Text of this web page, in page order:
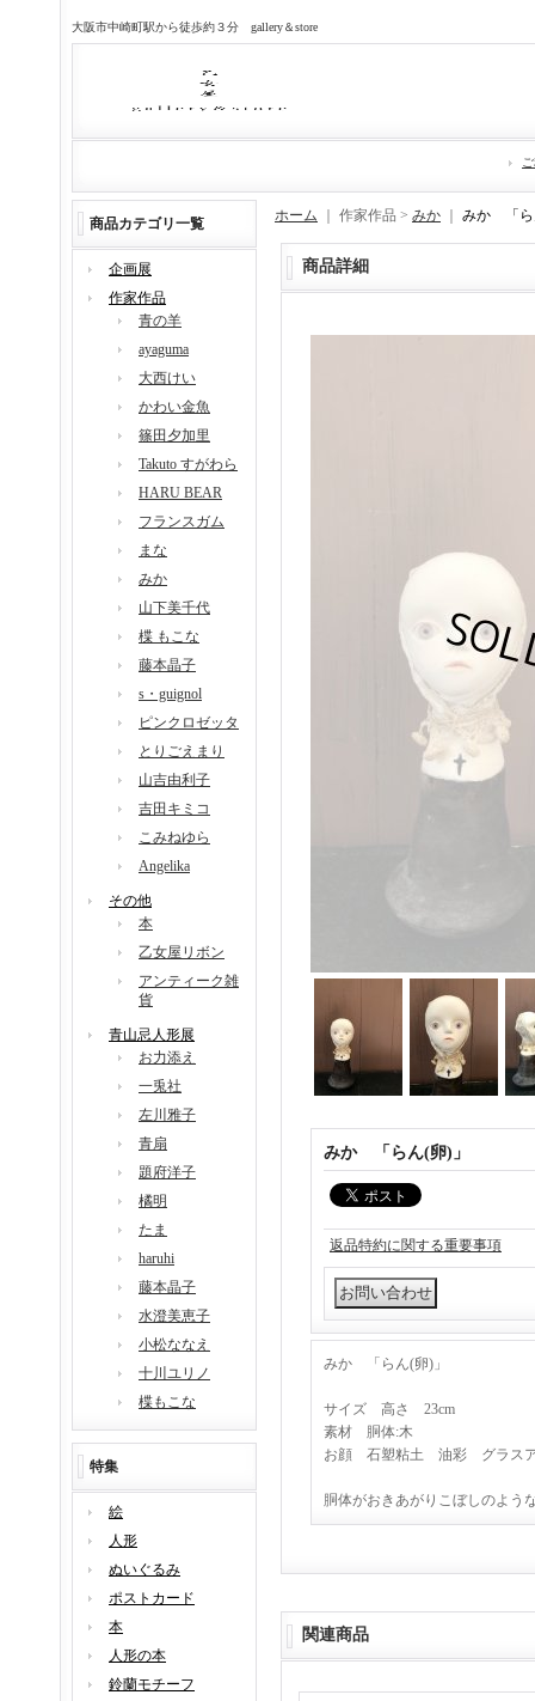
大阪市中崎町駅から徒歩約３分 gallery＆store
商品カテゴリ一覧
企画展
作家作品
青の羊
ayaguma
大西けい
かわい金魚
篠田夕加里
Takuto すがわら
HARU BEAR
フランスガム
まな
みか
山下美千代
楪 もこな
藤本晶子
s・guignol
ピンクロゼッタ
とりごえまり
山吉由利子
吉田キミコ
こみねゆら
Angelika
その他
本
乙女屋リボン
アンティーク雑
貨
青山忌人形展
お力添え
一兎社
左川雅子
青扇
題府洋子
橘明
たま
haruhi
藤本晶子
水澄美恵子
小松ななえ
十川ユリノ
楪もこな
特集
絵
人形
ぬいぐるみ
ポストカード
本
人形の本
鈴蘭モチーフ
ホーム ｜ 作家作品 > みか みか 「ら
商品詳細
みか 「らん(卵)」
返品特約に関する重要事項
みか 「らん(卵)」
サイズ 高さ 23cm
素材 胴体:木
お顔 石塑粘土 油彩 グラス
胴体がおきあがりこぼしのよう
関連商品